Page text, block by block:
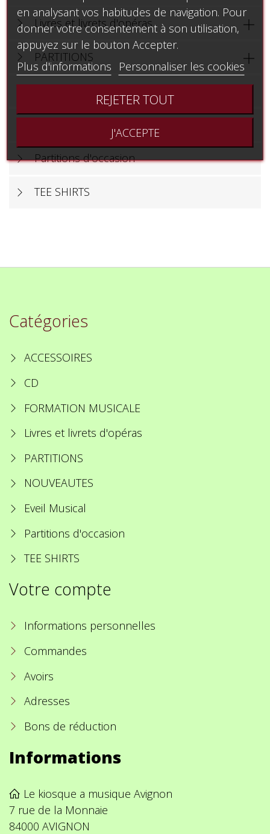
Livres et livrets d'opéras 
PARTITIONS 
Partitions d'occasion
TEE SHIRTS
Catégories
ACCESSOIRES
CD
FORMATION MUSICALE
Livres et livrets d'opéras
PARTITIONS
NOUVEAUTES
Eveil Musical
Partitions d'occasion
TEE SHIRTS
Votre compte
Informations personnelles
Commandes
Avoirs
Adresses
Bons de réduction
Informations
Le kiosque a musique Avignon
7 rue de la Monnaie
84000 AVIGNON
en analysant vos habitudes de navigation. Pour
donner votre consentement à son utilisation,
appuyez sur le bouton Accepter.
Plus d'informations
Personnaliser les cookies
REJETER TOUT
J'ACCEPTE